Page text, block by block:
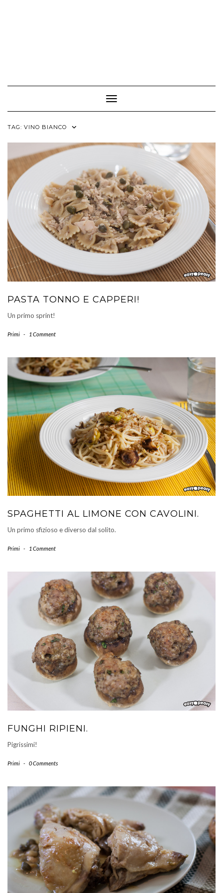
Toggle Navigation
TAG: VINO BIANCO
PASTA TONNO E CAPPERI!
Un primo sprint!
Primi - 1 Comment
SPAGHETTI AL LIMONE CON CAVOLINI.
Un primo sfizioso e diverso dal solito.
Primi - 1 Comment
FUNGHI RIPIENI.
Pigrissimi!
Primi - 0 Comments